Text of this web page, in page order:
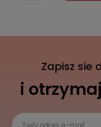
Zapisz sie
i
Twój adres e-mail